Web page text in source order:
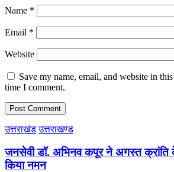
Name *
Email *
Website
Save my name, email, and website in
time I comment.
उत्तराखंड उत्तराखण्ड
जनसेवी डॉ. अभिनव कपूर ने अगस्त क्रांति
किया नमन